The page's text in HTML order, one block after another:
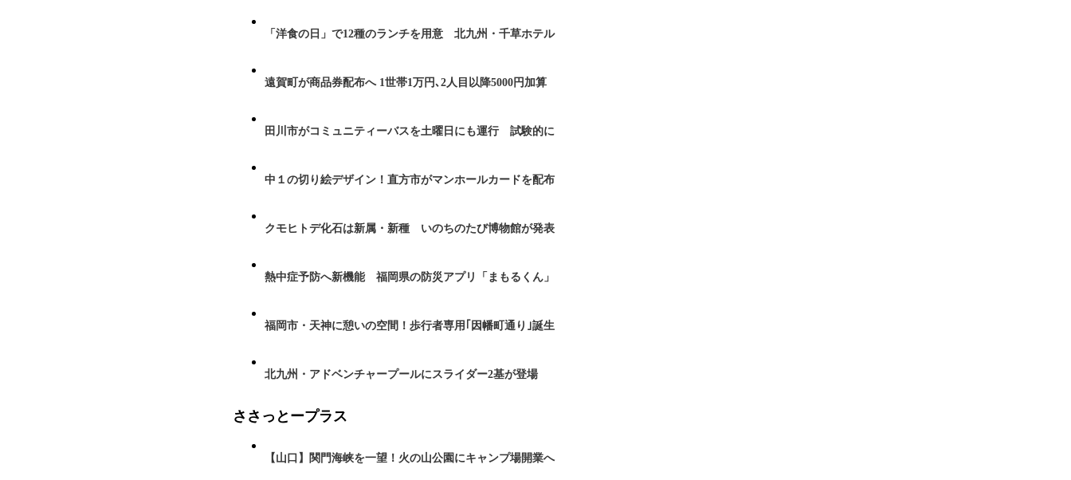
「洋食の日」で12種のランチを用意 北九州・千草ホテル
遠賀町が商品券配布へ 1世帯1万円､2人目以降5000円加算
田川市がコミュニティーバスを土曜日にも運行 試験的に
中１の切り絵デザイン！直方市がマンホールカードを配布
クモヒトデ化石は新属・新種 いのちのたび博物館が発表
熱中症予防へ新機能 福岡県の防災アプリ「まもるくん」
福岡市・天神に憩いの空間！歩行者専用｢因幡町通り｣誕生
北九州・アドベンチャープールにスライダー2基が登場
ささっとープラス
【山口】関門海峡を一望！火の山公園にキャンプ場開業へ